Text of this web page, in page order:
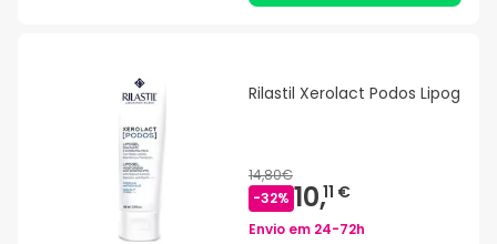
Rilastil Xerolact Podos Lipog
14,80€
-32% 10,11 €
Envio em 24-72h